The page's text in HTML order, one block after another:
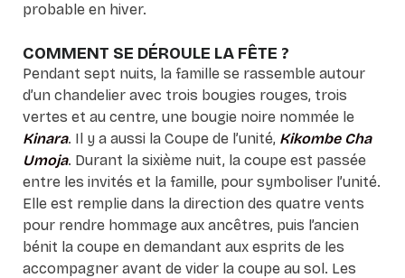
probable en hiver.
COMMENT SE DÉROULE LA FÊTE ?
Pendant sept nuits, la famille se rassemble autour
d’un chandelier avec trois bougies rouges, trois
vertes et au centre, une bougie noire nommée le
Kinara. Il y a aussi la Coupe de l’unité, Kikombe Cha
Umoja. Durant la sixième nuit, la coupe est passée
entre les invités et la famille, pour symboliser l’unité.
Elle est remplie dans la direction des quatre vents
pour rendre hommage aux ancêtres, puis l’ancien
bénit la coupe en demandant aux esprits de les
accompagner avant de vider la coupe au sol. Les